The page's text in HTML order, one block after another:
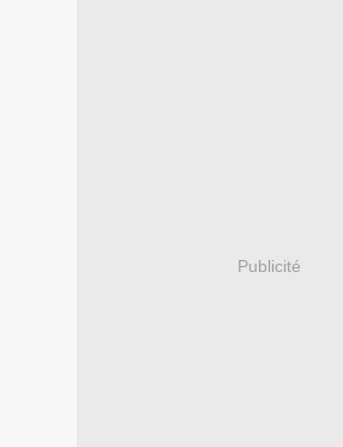
Publicité